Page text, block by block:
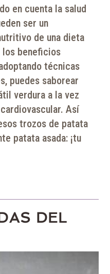
en cuenta la salud
ser un
de una dieta
los beneficios
técnicas
puedes saborear
verdura a la vez
Así
trozos de patata
patata asada: ¡tu
DEL